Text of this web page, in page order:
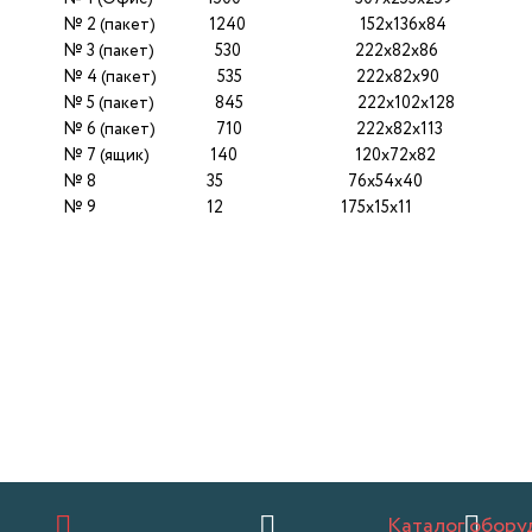
№ 2 (пакет) 1240 152x136x84
№ 3 (пакет) 530 222x82x86
№ 4 (пакет) 535 222x82x90
№ 5 (пакет) 845 222x102x128
№ 6 (пакет) 710 222x82x113
№ 7 (ящик) 140 120х72х82
№ 8 35 76х54х40
№ 9 12 175х15х11
Каталог